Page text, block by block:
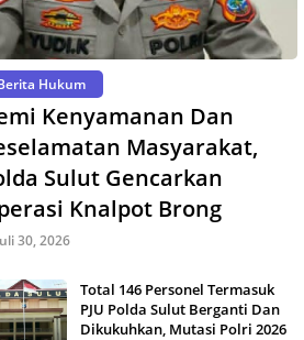
Hukum
Kenyamanan Dan
Masyarakat,
Sulut Gencarkan
Knalpot Brong
30, 2026
Total 146 Personel Termasuk
PJU Polda Sulut Berganti Dan
Dikukuhkan, Mutasi Polri 2026